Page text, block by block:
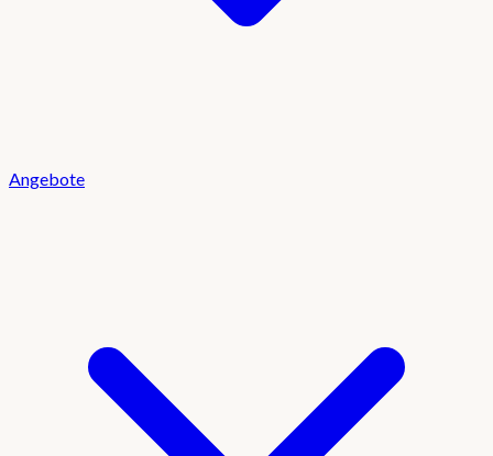
Angebote